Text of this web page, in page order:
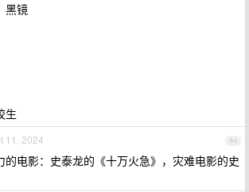
黑镜
生
44
11, 2024
的电影：史泰龙的《十万火急》，灾难电影的史